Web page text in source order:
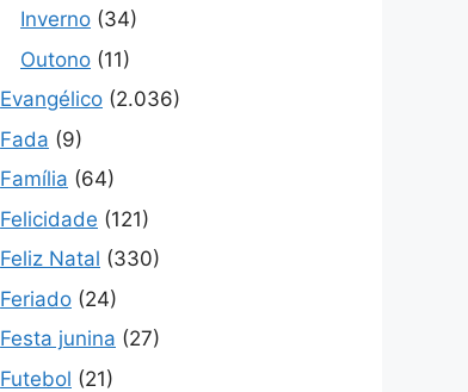
Inverno (34)
Outono (11)
Evangélico (2.036)
Fada (9)
Família (64)
Felicidade (121)
Feliz Natal (330)
Feriado (24)
Festa junina (27)
Futebol (21)